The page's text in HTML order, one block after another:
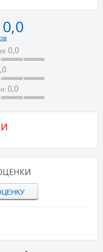
0,0
0,0
0,0